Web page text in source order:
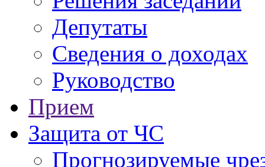
Депутаты
Сведения о доходах
Руководство
Прием
Защита от ЧС
Прогнозируемые